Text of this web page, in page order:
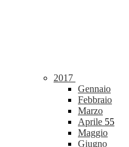
2017
Gennaio
Febbraio
Marzo
Aprile 55
Maggio
Giugno